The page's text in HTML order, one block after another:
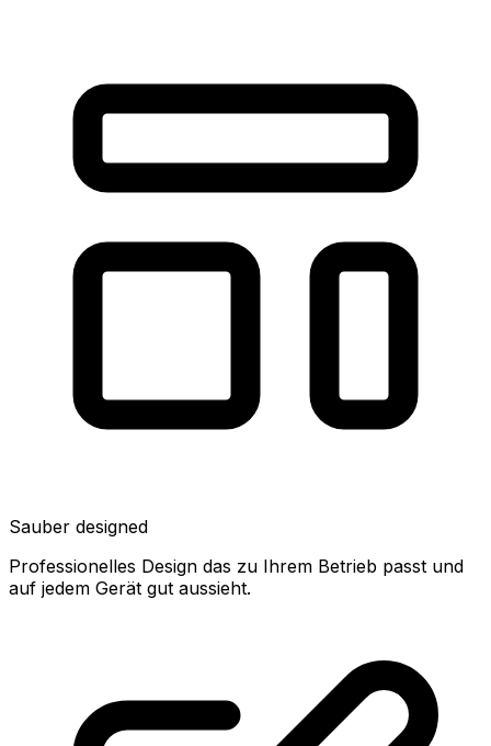
Sauber designed
Professionelles Design das zu Ihrem Betrieb passt und
auf jedem Gerät gut aussieht.